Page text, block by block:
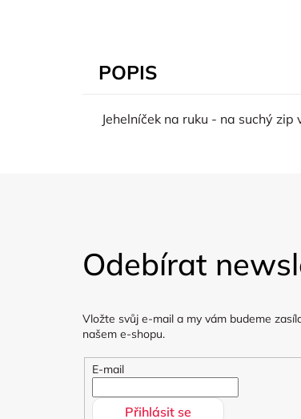
POPIS
Jehelníček na ruku - na suchý
Odebírat
Vložte svůj e-mail a my vám budeme
našem e-shopu.
E-mail
Přihlásit se